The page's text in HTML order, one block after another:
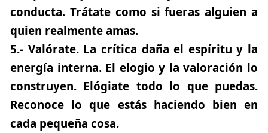
conducta. Trátate como si fueras alguien a
quien realmente amas.
5.- Valórate. La crítica daña el espíritu y la
energía interna. El elogio y la valoración lo
construyen. Elógiate todo lo que puedas.
Reconoce lo que estás haciendo bien en
cada pequeña cosa.